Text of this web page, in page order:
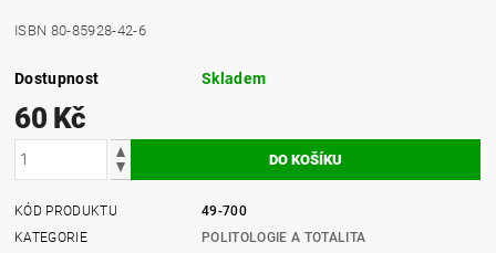
ISBN 80-85928-42-6
Dostupnost Skladem
60 Kč
KÓD PRODUKTU
49-700
KATEGORIE
POLITOLOGIE A TOTALITA